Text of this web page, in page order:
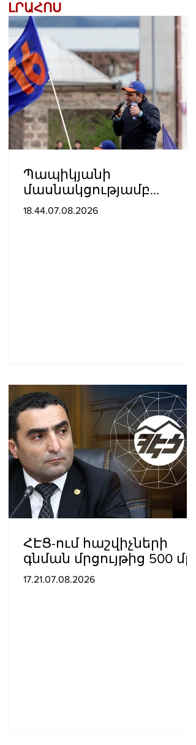
ԼՐԱՀՈՍ
Պապիկյանի
մասնակցությամբ
քարոզարշավը
18.44.07.08.2026
ՀԷՑ-ում հաշվիչների
գնման մրցույթից 500 մլն
դրամից ավելի
17.21.07.08.2026